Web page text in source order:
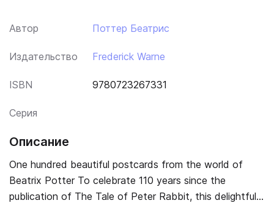
Автор Поттер Беатрис
Издательство Frederick Warne
ISBN 9780723267331
Серия
Описание
One hundred beautiful postcards from the world of
Beatrix Potter To celebrate 110 years since the
publication of The Tale of Peter Rabbit, this delightful